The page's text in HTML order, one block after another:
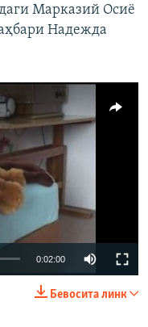
Марказий Осиё
Надежда
мавжуд эмас
0:02:00
Бевосита линк